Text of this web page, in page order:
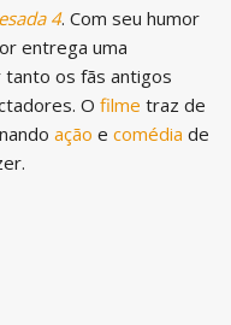
4. Com seu humor
entrega uma
os fãs antigos
O filme traz de
ação e comédia de